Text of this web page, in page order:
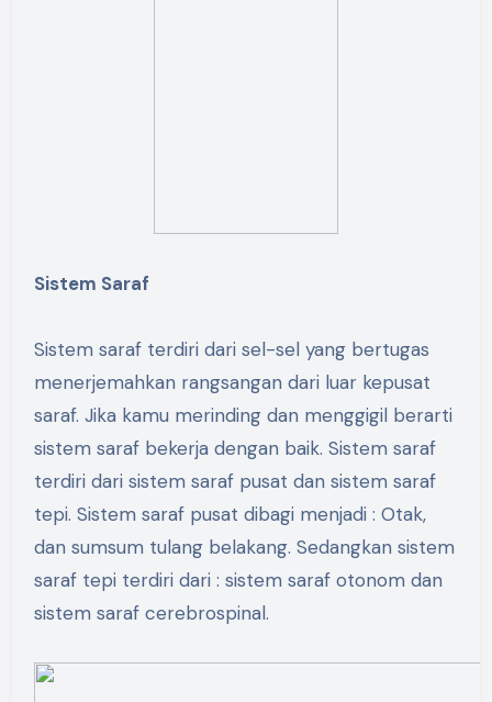
Sistem Saraf
Sistem saraf terdiri dari sel-sel yang bertugas
menerjemahkan rangsangan dari luar kepusat
saraf. Jika kamu merinding dan menggigil berarti
sistem saraf bekerja dengan baik. Sistem saraf
terdiri dari sistem saraf pusat dan sistem saraf
tepi. Sistem saraf pusat dibagi menjadi : Otak,
dan sumsum tulang belakang. Sedangkan sistem
saraf tepi terdiri dari : sistem saraf otonom dan
sistem saraf cerebrospinal.